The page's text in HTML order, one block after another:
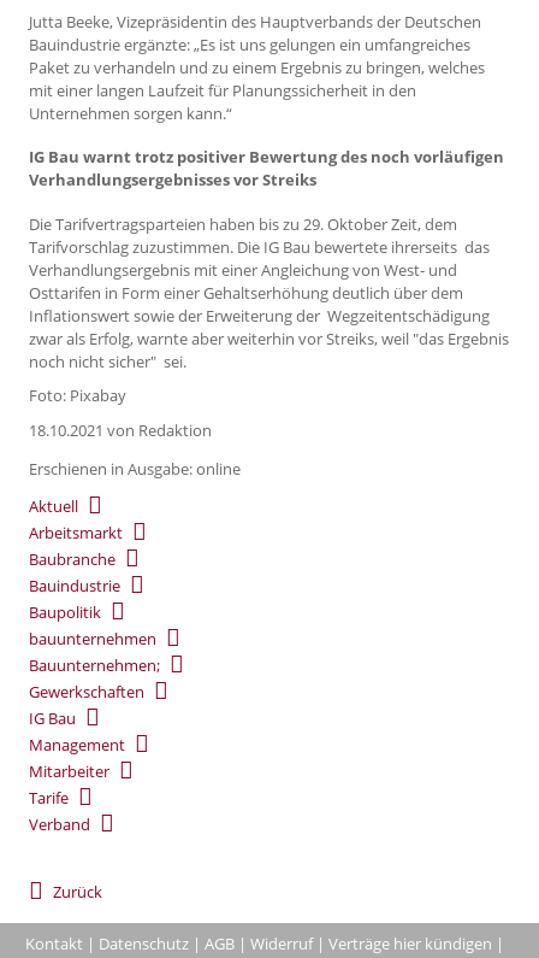
Jutta Beeke, Vizepräsidentin des Hauptverbands der Deutschen
Bauindustrie ergänzte: „Es ist uns gelungen ein umfangreiches
Paket zu verhandeln und zu einem Ergebnis zu bringen, welches
mit einer langen Laufzeit für Planungssicherheit in den
Unternehmen sorgen kann.“
IG Bau warnt trotz positiver Bewertung des noch vorläufigen
Verhandlungsergebnisses vor Streiks
Die Tarifvertragsparteien haben bis zu 29. Oktober Zeit, dem
Tarifvorschlag zuzustimmen. Die IG Bau bewertete ihrerseits das
Verhandlungsergebnis mit einer Angleichung von West- und
Osttarifen in Form einer Gehaltserhöhung deutlich über dem
Inflationswert sowie der Erweiterung der Wegzeitentschädigung
zwar als Erfolg, warnte aber weiterhin vor Streiks, weil "das Ergebnis
noch nicht sicher" sei.
Foto: Pixabay
18.10.2021 von Redaktion
Erschienen in Ausgabe: online
Aktuell
Arbeitsmarkt
Baubranche
Bauindustrie
Baupolitik
bauunternehmen
Bauunternehmen;
Gewerkschaften
IG Bau
Management
Mitarbeiter
Tarife
Verband
Zurück
Kontakt | Datenschutz | AGB | Widerruf| Verträge hier kündigen |